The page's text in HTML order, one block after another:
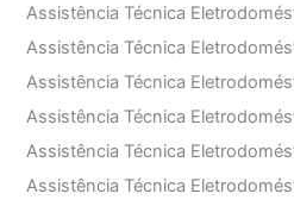
Assistência Técnica
Assistência Técnica
Assistência Técnica
Assistência Técnica
Assistência Técnica
Assistência Técnica